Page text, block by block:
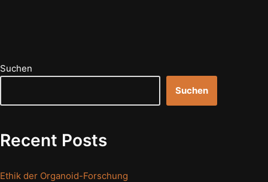
Suchen
Suchen
Recent Posts
Ethik der Organoid-Forschung